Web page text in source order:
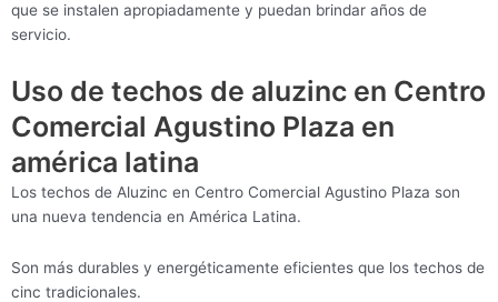
que se instalen apropiadamente y puedan brindar años de
servicio.
Uso de techos de aluzinc en Centro
Comercial Agustino Plaza en
américa latina
Los techos de Aluzinc en Centro Comercial Agustino Plaza son
una nueva tendencia en América Latina.
Son más durables y energéticamente eficientes que los techos de
cinc tradicionales.